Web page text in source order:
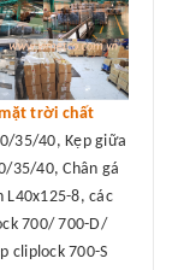
trời chất
35/40, Kẹp giữa
35/40, Chân gá
L40x125-8, các
700/ 700-D/
cliplock 700-S